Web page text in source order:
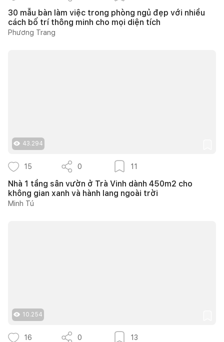
30 mẫu bàn làm việc trong phòng ngủ đẹp với nhiều
cách bố trí thông minh cho mọi diện tích
Phương Trang
43.294
15 0 11
Nhà 1 tầng sân vườn ở Trà Vinh dành 450m2 cho
không gian xanh và hành lang ngoài trời
Minh Tú
10.254
16 0 13